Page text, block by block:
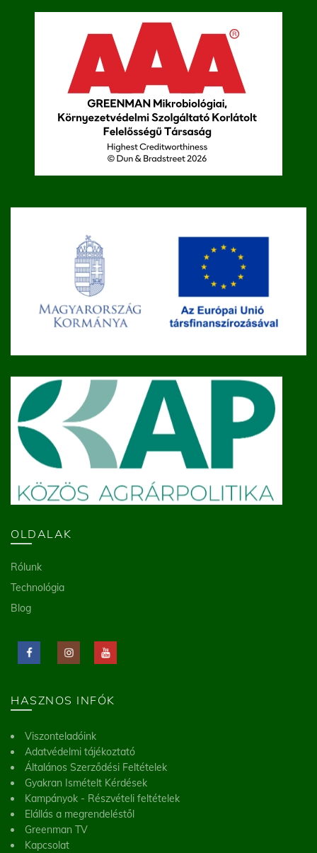
OLDALAK
Rólunk
Technológia
Blog
HASZNOS INFÓK
Viszonteladóink
Adatvédelmi tájékoztató
Általános Szerződési Feltételek
Gyakran Ismételt Kérdések
Kampányok - Részvételi feltételek
Elállás a megrendeléstől
Greenman TV
Kapcsolat